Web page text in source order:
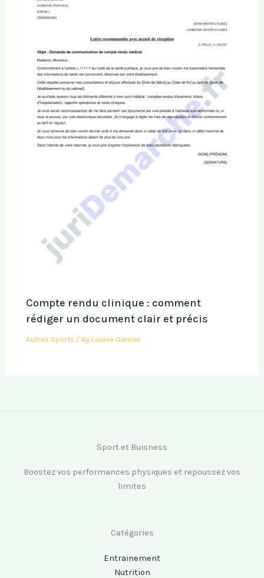
Compte rendu clinique : comment
rédiger un document clair et précis
Autres Sports / ByLouise Garnier
Sport et Buisness
Boostez vos performances physiques et repoussez vos
limites
Catégories
Entrainement
Nutrition